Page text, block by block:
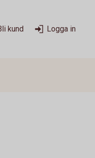
kund Logga in